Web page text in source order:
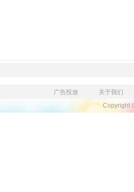
广告投放
关于我们
Copyright